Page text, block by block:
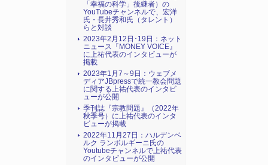
「幸福の科学」後継者）の
YouTubeチャンネルで、宏洋
氏・長井秀和氏（タレント）
らと対談
2023年2月12日･19日：ネット
ニュース『MONEY VOICE』
に上祐代表のインタビューが
掲載
2023年1月7～9日：ウェブメ
ディアJBpressで統一教会問題
に関する上祐代表のインタビ
ューが公開
季刊誌『宗教問題』（2022年
秋季号）に上祐代表のインタ
ビューが掲載
2022年11月27日：ハルデンベ
ルク ランボルギーニ氏の
Youtubeチャンネルで上祐代表
のインタビューが公開